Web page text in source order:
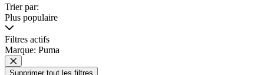
Trier par:
Plus populaire
Filtres actifs
Marque: Puma
Supprimer tout les filtres